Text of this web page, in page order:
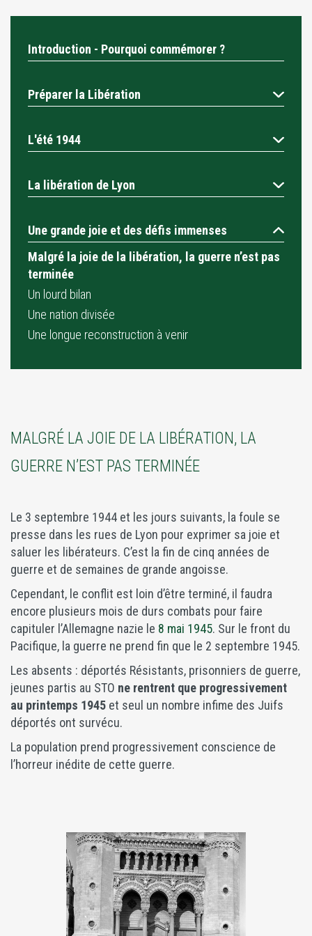
Introduction - Pourquoi commémorer ?
Préparer la Libération
L'été 1944
La libération de Lyon
Une grande joie et des défis immenses
Malgré la joie de la libération, la guerre n’est pas
terminée
Un lourd bilan
Une nation divisée
Une longue reconstruction à venir
MALGRÉ LA JOIE DE LA LIBÉRATION, LA
GUERRE N’EST PAS TERMINÉE
Le 3 septembre 1944 et les jours suivants, la foule se
presse dans les rues de Lyon pour exprimer sa joie et
saluer les libérateurs. C’est la fin de cinq années de
guerre et de semaines de grande angoisse.
Cependant, le conflit est loin d’être terminé, il faudra
encore plusieurs mois de durs combats pour faire
capituler l’Allemagne nazie le 8 mai 1945. Sur le front du
Pacifique, la guerre ne prend fin que le 2 septembre 1945.
Les absents : déportés Résistants, prisonniers de guerre,
jeunes partis au STO ne rentrent que progressivement
au printemps 1945 et seul un nombre infime des Juifs
déportés ont survécu.
La population prend progressivement conscience de
l’horreur inédite de cette guerre.